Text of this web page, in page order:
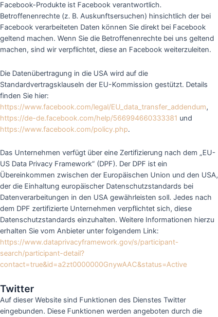
Facebook-Produkte ist Facebook verantwortlich.
Betroffenenrechte (z. B. Auskunftsersuchen) hinsichtlich der bei
Facebook verarbeiteten Daten können Sie direkt bei Facebook
geltend machen. Wenn Sie die Betroffenenrechte bei uns geltend
machen, sind wir verpflichtet, diese an Facebook weiterzuleiten.
Die Datenübertragung in die USA wird auf die
Standardvertragsklauseln der EU-Kommission gestützt. Details
finden Sie hier:
https://www.facebook.com/legal/EU_data_transfer_addendum,
https://de-de.facebook.com/help/566994660333381 und
https://www.facebook.com/policy.php.
Das Unternehmen verfügt über eine Zertifizierung nach dem „EU-
US Data Privacy Framework“ (DPF). Der DPF ist ein
Übereinkommen zwischen der Europäischen Union und den USA,
der die Einhaltung europäischer Datenschutzstandards bei
Datenverarbeitungen in den USA gewährleisten soll. Jedes nach
dem DPF zertifizierte Unternehmen verpflichtet sich, diese
Datenschutzstandards einzuhalten. Weitere Informationen hierzu
erhalten Sie vom Anbieter unter folgendem Link:
https://www.dataprivacyframework.gov/s/participant-
search/participant-detail?
contact=true&id=a2zt0000000GnywAAC&status=Active
Twitter
Auf dieser Website sind Funktionen des Dienstes Twitter
eingebunden. Diese Funktionen werden angeboten durch die